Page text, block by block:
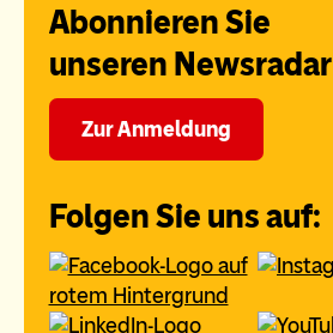
Abonnieren Sie
unseren Newsradar
Zur Anmeldung
Folgen Sie uns auf: